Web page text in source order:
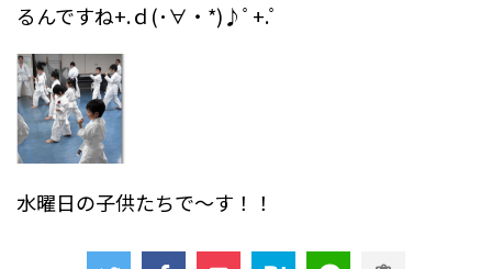
るんですね+.ｄ(･∀・*)♪ﾟ+.ﾟ
水曜日の子供たちで～す！！